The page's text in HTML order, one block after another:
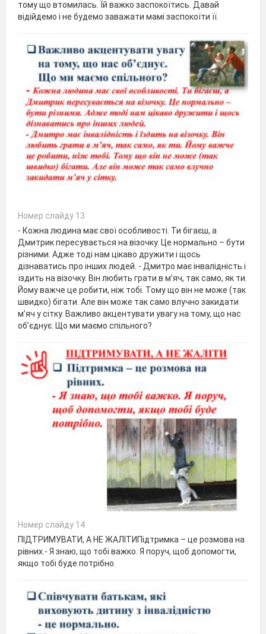
тому що втомилась. Їй важко заспокоїтись. Давай
відійдемо і не будемо заважати мамі заспокоїти її.
Номер слайду 13
- Кожна людина має свої особливості. Ти бігаєш, а
Дмитрик пересувається на візочку. Це нормально – бути
різними. Адже тоді нам цікаво дружити і щось
дізнаватись про інших людей. - Дмитро має інвалідність і
їздить на візочку. Він любить грати в м’яч, так само, як ти.
Йому важче це робити, ніж тобі. Тому що він не може (так
швидко) бігати. Але він може так само влучно закидати
м’яч у сітку. Важливо акцентувати увагу на тому, що нас
об’єднує. Що ми маємо спільного?
Номер слайду 14
ПІДТРИМУВАТИ, А НЕ ЖАЛІТИПідтримка – це розмова на
рівних.- Я знаю, що тобі важко. Я поруч, щоб допомогти,
якщо тобі буде потрібно.